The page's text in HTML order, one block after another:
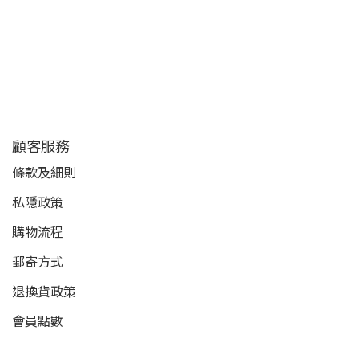
顧客服務
條款及細則
私隱政策
購物流程
郵寄方式
退換貨政策
會員點數